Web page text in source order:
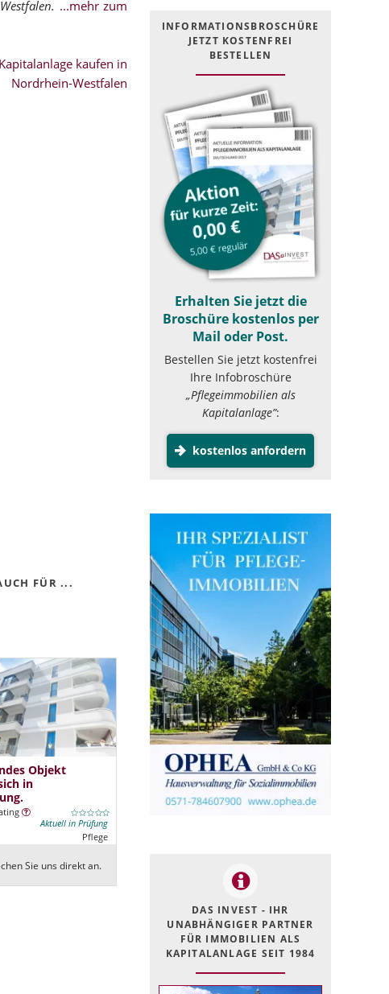
...mehr zum
kaufen in
Nordrhein-Westfalen
FÜR ...
Objekt
in
Aktuell in Prüfung
Pflege
Sie uns direkt an.
INFOR­MATIONS­BROSCHÜRE
JETZT KOSTEN­FREI
BESTELLEN
Erhalten Sie jetzt die
Broschüre kostenlos per
Mail oder Post.
Bestellen Sie jetzt kostenfrei
Ihre Infobroschüre
„Pflegeimmobilien als
Kapitalanlage”:
kostenlos anfordern
DAS INVEST - IHR
UNABHÄNGIGER PARTNER
FÜR IMMOBILIEN ALS
KAPITALANLAGE SEIT 1984